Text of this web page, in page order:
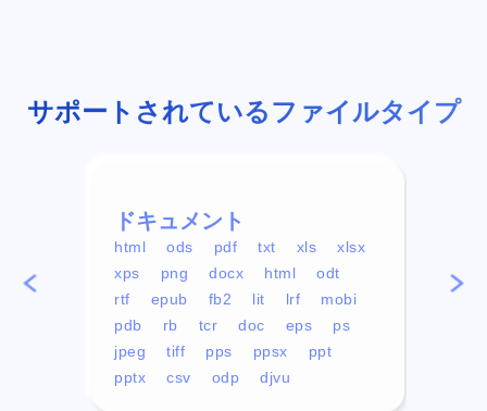
サポートされているファイルタイプ
ドキュメント
html ods pdf txt xls
xlsx
xps
png docx html
odt
rtf
epub fb2 lit lrf
mobi
pdb
rb tcr doc eps
ps
jpeg
tiff pps ppsx
ppt
pptx
csv odp djvu
mp4